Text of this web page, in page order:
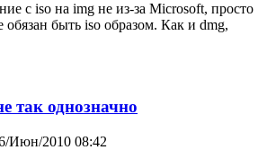
с iso на img не из-за Microsoft, просто
быть iso образом. Как и dmg,
так однозначно
Июн/2010 08:42